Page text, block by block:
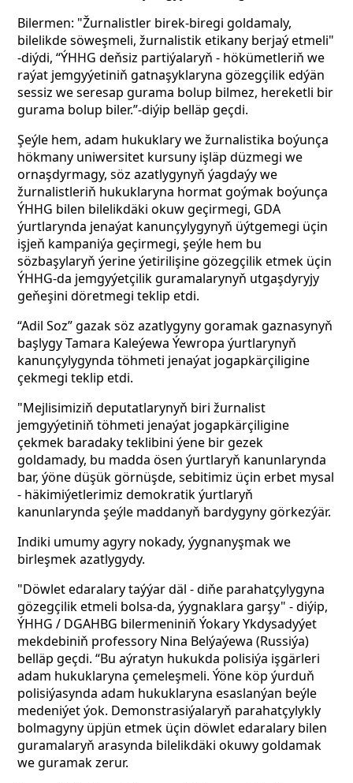
Bilermen: "Žurnalistler birek-biregi goldamaly,
bilelikde söweşmeli, žurnalistik etikany berjaý etmeli"
-diýdi, “ÝHHG deňsiz partiýalaryň - hökümetleriň we
raýat jemgyýetiniň gatnaşyklaryna gözegçilik edýän
sessiz we seresap gurama bolup bilmez, hereketli bir
gurama bolup biler.”-diýip belläp geçdi.
Şeýle hem, adam hukuklary we žurnalistika boýunça
hökmany uniwersitet kursuny işläp düzmegi we
ornaşdyrmagy, söz azatlygynyň ýagdaýy we
žurnalistleriň hukuklaryna hormat goýmak boýunça
ÝHHG bilen bilelikdäki okuw geçirmegi, GDA
ýurtlarynda jenaýat kanunçylygynyň üýtgemegi üçin
işjeň kampaniýa geçirmegi, şeýle hem bu
sözbaşylaryň ýerine ýetirilişine gözegçilik etmek üçin
ÝHHG-da jemgyýetçilik guramalarynyň utgaşdyryjy
geňeşini döretmegi teklip etdi.
“Adil Soz” gazak söz azatlygyny goramak gaznasynyň
başlygy Tamara Kaleýewa Ýewropa ýurtlarynyň
kanunçylygynda töhmeti jenaýat jogapkärçiligine
çekmegi teklip etdi.
"Mejlisimiziň deputatlarynyň biri žurnalist
jemgyýetiniň töhmeti jenaýat jogapkärçiligine
çekmek baradaky teklibini ýene bir gezek
goldamady, bu madda ösen ýurtlaryň kanunlarynda
bar, ýöne düşük görnüşde, sebitimiz üçin erbet mysal
- häkimiýetlerimiz demokratik ýurtlaryň
kanunlarynda şeýle maddanyň bardygyny görkezýär.
Indiki umumy agyry nokady, ýygnanyşmak we
birleşmek azatlygydy.
"Döwlet edaralary taýýar däl - diňe parahatçylygyna
gözegçilik etmeli bolsa-da, ýygnaklara garşy" - diýip,
ÝHHG / DGAHBG bilermeniniň Ýokary Ykdysadyýet
mekdebiniň professory Nina Belýaýewa (Russiýa)
belläp geçdi. “Bu aýratyn hukukda polisiýa işgärleri
adam hukuklaryna çemeleşmeli. Ýöne köp ýurduň
polisiýasynda adam hukuklaryna esaslanýan beýle
medeniýet ýok. Demonstrasiýalaryň parahatçylykly
bolmagyny üpjün etmek üçin döwlet edaralary bilen
guramalaryň arasynda bilelikdäki okuwy goldamak
we guramak zerur.